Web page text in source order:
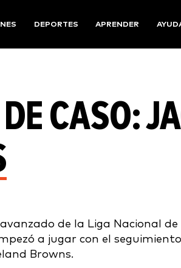
DEPORTES APRENDER
CASO:
de la Liga Nacional
a jugar con el
Browns.